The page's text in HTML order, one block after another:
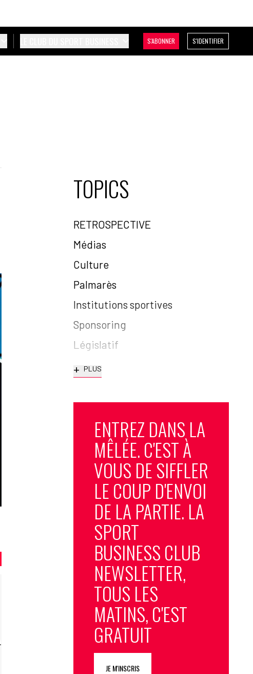
S'ABONNER S'IDENTIFIER
TOPICS
RETROSPECTIVE
Médias
Culture
Palmarès
Institutions sportives
Sponsoring
Législatif
+ PLUS
ENTREZ DANS LA
MÊLÉE. C'EST À
VOUS DE SIFFLER
LE COUP D'ENVOI
DE LA PARTIE. LA
SPORT
BUSINESS CLUB
NEWSLETTER,
TOUS LES
MATINS, C'EST
GRATUIT
JE M'INSCRIS